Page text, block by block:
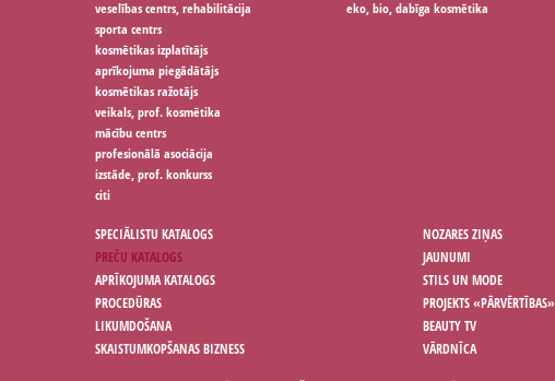
veselības centrs, rehabilitācija
sporta centrs
kosmētikas izplatītājs
aprīkojuma piegādātājs
kosmētikas ražotājs
veikals, prof. kosmētika
mācību centrs
profesionālā asociācija
izstāde, prof. konkurss
citi
eko, bio, dabīga kosmētika
SPECIĀLISTU KATALOGS
PREČU KATALOGS
APRĪKOJUMA KATALOGS
PROCEDŪRAS
LIKUMDOŠANA
SKAISTUMKOPŠANAS BIZNESS
NOZARES ZIŅAS
JAUNUMI
STILS UN MODE
PROJEKTS «PĀRVĒRTĪBAS»
BEAUTY TV
VĀRDNĪCA